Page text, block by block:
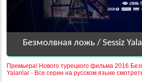
Безмолвная ложь / Sessiz
Премьера! Нового турецкого фильма 2016
Yalanlar - Все серии на русском языке